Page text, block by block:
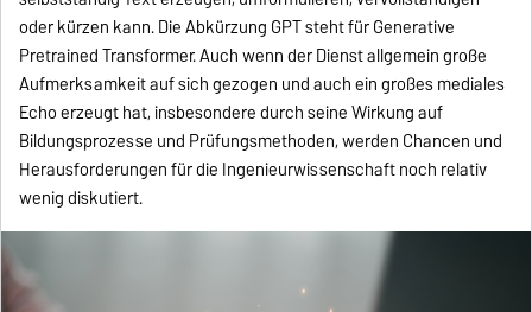
oder kürzen kann. Die Abkürzung GPT steht für Generative
Pretrained Transformer. Auch wenn der Dienst allgemein große
Aufmerksamkeit auf sich gezogen und auch ein großes mediales
Echo erzeugt hat, insbesondere durch seine Wirkung auf
Bildungsprozesse und Prüfungsmethoden, werden Chancen und
Herausforderungen für die Ingenieurwissenschaft noch relativ
wenig diskutiert.